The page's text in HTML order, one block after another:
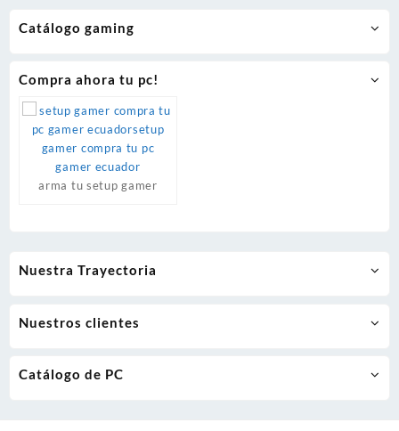
Catálogo gaming
Compra ahora tu pc!
arma tu setup gamer
Nuestra Trayectoria
Nuestros clientes
Catálogo de PC